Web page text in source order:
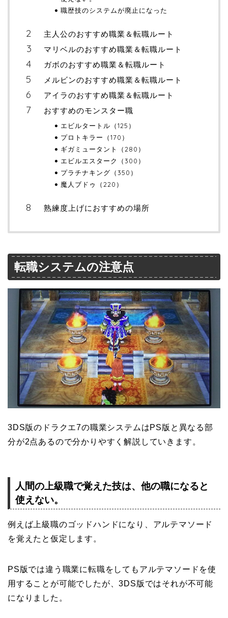
職歴技のシステムが廃止になった
主人公のおすすめ職業＆転職ルート
マリベルのおすすめ職業＆転職ルート
ガボのおすすめ職業＆転職ルート
メルビンのおすすめ職業＆転職ルート
アイラのおすすめ職業＆転職ルート
おすすめのモンスター職
エビルタートル（125）
プロトキラー（170）
ギガミュータント（280）
エビルエスターク（300）
プラチナキング（350）
魔人ブドゥ（220）
熟練度上げにおすすめの場所
転職システムの注意点
3DS版のドラクエ7の職業システムはPS版と異なる部
分が2点あるので分かりやすく解説していきます。
人間の上級職で覚えた技は、他の職になると
使えない。
例えば上級職のゴッドハンドになり、アルテマソード
を覚えたと仮定します。
PS版では違う職業に転職をしてもアルテマソードを使
用することが可能でしたが、3DS版ではそれが不可能
になりました。